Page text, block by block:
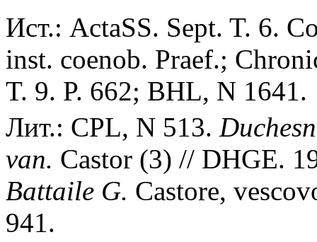
Ист.: ActaSS. Sept. T. 6.
inst. coenob. Praef.;
T. 9. P. 662; BHL, N 1641.
Лит.: CPL, N 513.
van. Castor (3) // DHGE.
Battaile G. Castore,
941.